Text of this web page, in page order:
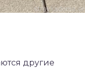
другие